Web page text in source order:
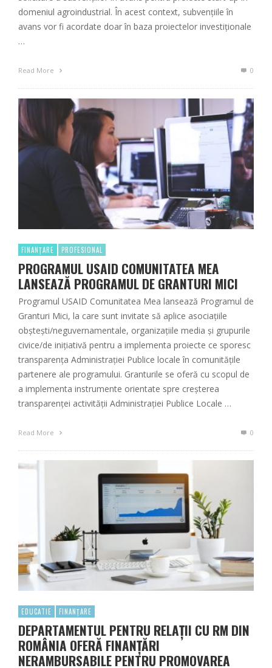
domeniul agroindustrial. În acest context, subvențiile în
avans vor fi acordate doar în baza proiectelor investiționale
…
Read More 0
FINANȚARE PROFESIONAL
PROGRAMUL USAID COMUNITATEA MEA
LANSEAZĂ PROGRAMUL DE GRANTURI MICI
Programul USAID Comunitatea Mea lansează Programul de
Granturi Mici, la care sunt invitate să aplice asociațiile
obștești/neguvernamentale, organizațiile media și grupurile
civice/de inițiativă pentru a implementa proiecte ce sporesc
transparența Administrației Publice locale în comunitățile
partenere ale programului. Granturile se oferă cu scopul de
a implementa instrumente orientate spre creșterea
transparenței activității Administrației Publice Locale …
Read More 0
EDUCATIE FINANȚARE
DEPARTAMENTUL PENTRU RELAȚII CU RM DIN
ROMÂNIA OFERĂ FINANȚĂRI
NERAMBURSABILE PENTRU PROMOVAREA